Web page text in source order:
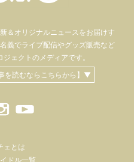
＆オリジナルニュースをお届けす
義でライブ配信やグッズ販売など
ェクトのメディアです。
を読むならこちらから】▼
ェとは
ドル一覧